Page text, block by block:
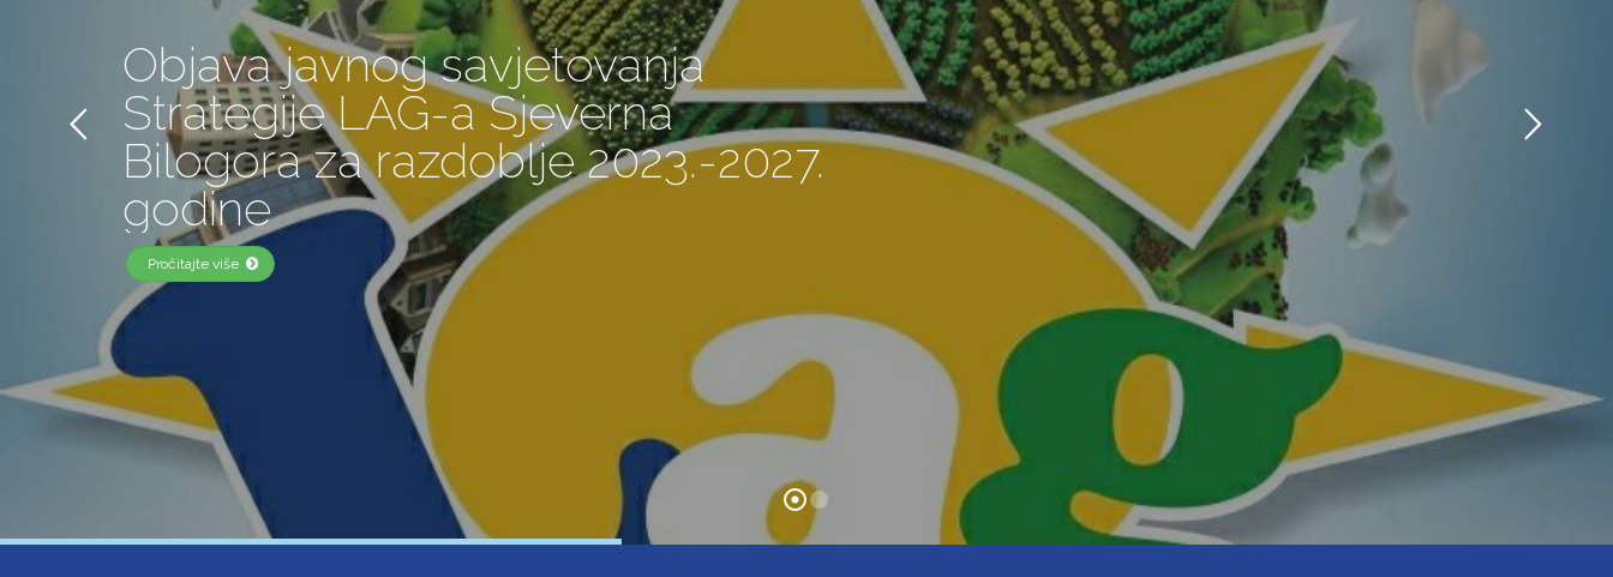
Objava javnog savjetovanja
Strategije LAG-a Sjeverna
Bilogora za razdoblje 2023.-2027.
godine
Pročitajte više